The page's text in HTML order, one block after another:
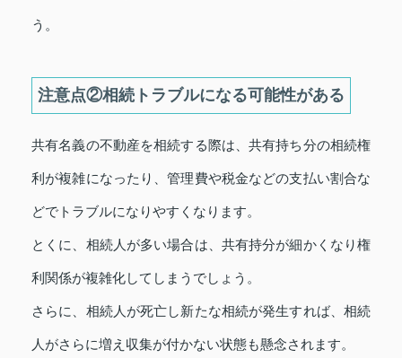
う。
注意点②相続トラブルになる可能性がある
共有名義の不動産を相続する際は、共有持ち分の相続権
利が複雑になったり、管理費や税金などの支払い割合な
どでトラブルになりやすくなります。
とくに、相続人が多い場合は、共有持分が細かくなり権
利関係が複雑化してしまうでしょう。
さらに、相続人が死亡し新たな相続が発生すれば、相続
人がさらに増え収集が付かない状態も懸念されます。